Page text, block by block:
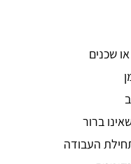
שכנים
ברור
העבודה